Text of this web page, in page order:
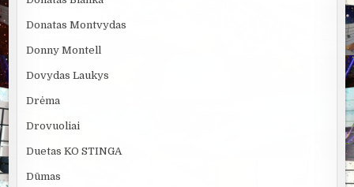
Donatas Montvydas
Donny Montell
Dovydas Laukys
Drėma
Drovuoliai
Duetas KO STINGA
Dūmas